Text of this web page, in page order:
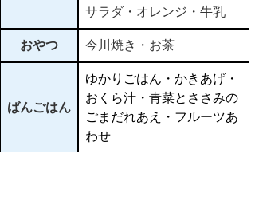
サラダ・オレンジ・牛乳
おやつ 今川焼き・お茶
ばんごはん
ゆかりごはん・かきあげ・
おくら汁・青菜とささみの
ごまだれあえ・フルーツあ
わせ